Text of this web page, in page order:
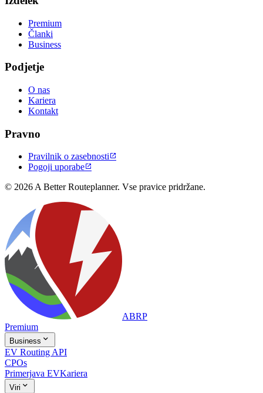
Premium
Članki
Business
Podjetje
O nas
Kariera
Kontakt
Pravno
Pravilnik o zasebnosti
Pogoji uporabe
© 2026 A Better Routeplanner. Vse pravice pridržane.
ABRP
Premium
Business 
EV Routing API
CPOs
Primerjava EVKariera
Viri 